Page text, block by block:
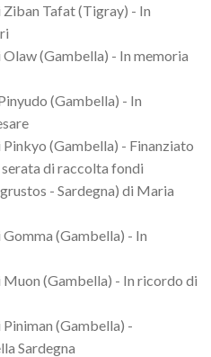
Tafat (Tigray) - In
(Gambella) - In memoria
(Gambella) - In
(Gambella) - Finanziato
di raccolta fondi
- Sardegna) di Maria
(Gambella) - In
(Gambella) - In ricordo di
(Gambella) -
Sardegna